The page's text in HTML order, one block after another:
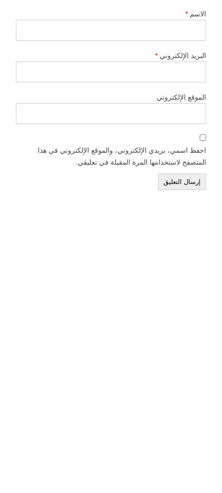
الاسم *
البريد الإلكتروني *
الموقع الإلكتروني
احفظ اسمي، بريدي الإلكتروني، والموقع الإلكتروني في هذا
المتصفح لاستخدامها المرة المقبلة في تعليقي.